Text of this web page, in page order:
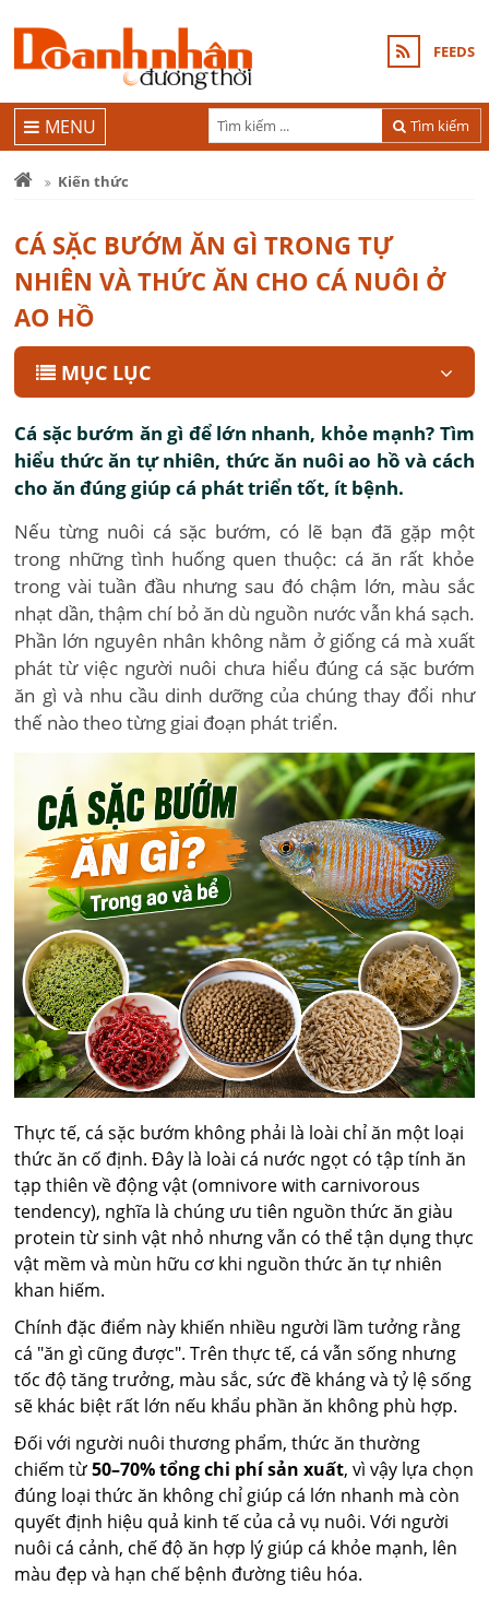
FEEDS
Tìm kiếm
MENU
Kiến thức
CÁ SẶC BƯỚM ĂN GÌ TRONG TỰ
NHIÊN VÀ THỨC ĂN CHO CÁ NUÔI Ở
AO HỒ
MỤC LỤC
Cá sặc bướm ăn gì để lớn nhanh, khỏe mạnh? Tìm
hiểu thức ăn tự nhiên, thức ăn nuôi ao hồ và cách
cho ăn đúng giúp cá phát triển tốt, ít bệnh.
​Nếu từng nuôi cá sặc bướm, có lẽ bạn đã gặp một
trong những tình huống quen thuộc: cá ăn rất khỏe
trong vài tuần đầu nhưng sau đó chậm lớn, màu sắc
nhạt dần, thậm chí bỏ ăn dù nguồn nước vẫn khá sạch.
Phần lớn nguyên nhân không nằm ở giống cá mà xuất
phát từ việc người nuôi chưa hiểu đúng cá sặc bướm
ăn gì và nhu cầu dinh dưỡng của chúng thay đổi như
thế nào theo từng giai đoạn phát triển.
Thực tế, cá sặc bướm không phải là loài chỉ ăn một loại
thức ăn cố định. Đây là loài cá nước ngọt có tập tính ăn
tạp thiên về động vật (omnivore with carnivorous
tendency), nghĩa là chúng ưu tiên nguồn thức ăn giàu
protein từ sinh vật nhỏ nhưng vẫn có thể tận dụng thực
vật mềm và mùn hữu cơ khi nguồn thức ăn tự nhiên
khan hiếm.
Chính đặc điểm này khiến nhiều người lầm tưởng rằng
cá "ăn gì cũng được". Trên thực tế, cá vẫn sống nhưng
tốc độ tăng trưởng, màu sắc, sức đề kháng và tỷ lệ sống
sẽ khác biệt rất lớn nếu khẩu phần ăn không phù hợp.
Đối với người nuôi thương phẩm, thức ăn thường
chiếm từ50–70% tổng chi phí sản xuất, vì vậy lựa chọn
đúng loại thức ăn không chỉ giúp cá lớn nhanh mà còn
quyết định hiệu quả kinh tế của cả vụ nuôi. Với người
nuôi cá cảnh, chế độ ăn hợp lý giúp cá khỏe mạnh, lên
màu đẹp và hạn chế bệnh đường tiêu hóa.